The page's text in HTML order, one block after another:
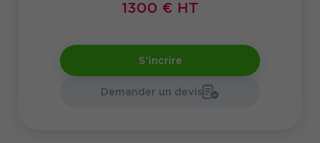
1300 € HT
S'incrire
Demander un devis